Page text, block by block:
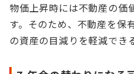
物価上昇時には不動産の価
す。そのため、不動産を保
の資産の目減りを軽減でき